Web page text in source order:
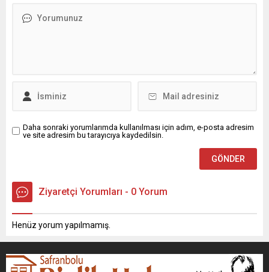
Daha sonraki yorumlarımda kullanılması için adım, e-posta adresim
ve site adresim bu tarayıcıya kaydedilsin.
Ziyaretçi Yorumları - 0 Yorum
Henüz yorum yapılmamış.